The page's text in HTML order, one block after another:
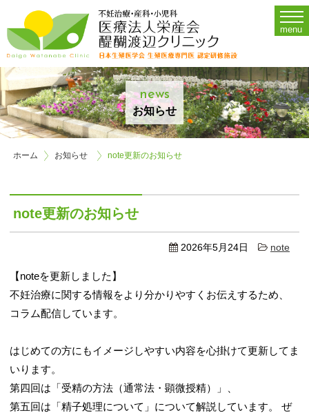
Menu
Home
診療時間・担当医・施設案内
不妊治療
婦人科
お問い合わせ
採用情報
menu
news
お知らせ
ホーム お知らせ note更新のお知らせ
note更新のお知らせ
2026年5月24日 note
【noteを更新しました】
不妊治療に関する情報をより分かりやすくお伝えするため、
コラム配信しています。
はじめての方にもイメージしやすい内容を心掛けて更新してま
いります。
第四回は「受精の方法（通常法・顕微授精）」、
第五回は「精子処理について」について解説しています。 ぜ